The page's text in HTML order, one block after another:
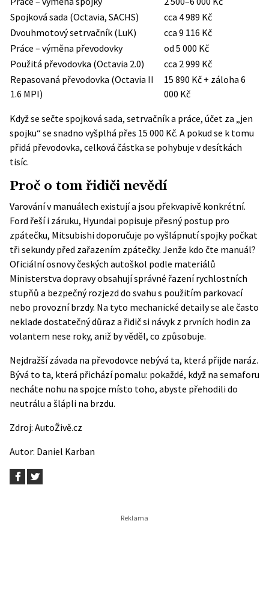
Spojková sada (Octavia, SACHS)
cca 4 989 Kč
Dvouhmotový setrvačník (LuK)
cca 9 116 Kč
Práce – výměna převodovky
od 5 000 Kč
Použitá převodovka (Octavia 2.0)
cca 2 999 Kč
Repasovaná převodovka (Octavia II
1.6 MPI)
15 890 Kč + záloha 6
000 Kč
Když se sečte spojková sada, setrvačník a práce, účet za „jen
spojku“ se snadno vyšplhá přes 15 000 Kč. A pokud se k tomu
přidá převodovka, celková částka se pohybuje v desítkách
tisíc.
Proč o tom řidiči nevědí
Varování v manuálech existují a jsou překvapivě konkrétní.
Ford řeší i záruku, Hyundai popisuje přesný postup pro
zpátečku, Mitsubishi doporučuje po vyšlápnutí spojky počkat
tři sekundy před zařazením zpátečky. Jenže kdo čte manuál?
Oficiální osnovy českých autoškol podle materiálů
Ministerstva dopravy obsahují správné řazení rychlostních
stupňů a bezpečný rozjezd do svahu s použitím parkovací
nebo provozní brzdy. Na tyto mechanické detaily se ale často
neklade dostatečný důraz a řidič si návyk z prvních hodin za
volantem nese roky, aniž by věděl, co způsobuje.
Nejdražší závada na převodovce nebývá ta, která přijde naráz.
Bývá to ta, která přichází pomalu: pokaždé, když na semaforu
necháte nohu na spojce místo toho, abyste přehodili do
neutrálu a šlápli na brzdu.
Zdroj: AutoŽivě.cz
Autor: Daniel Karban